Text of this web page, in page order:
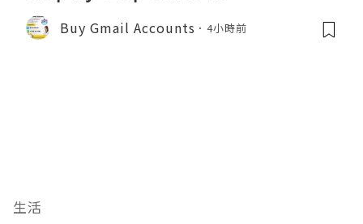
Buy Gmail Accounts 4小時前
生活